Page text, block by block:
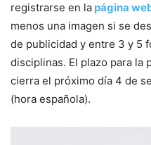
registrarse en la página
menos una imagen si se
de publicidad y entre 3 y 5
disciplinas. El plazo para la
cierra el próximo día 4 de
(hora española).